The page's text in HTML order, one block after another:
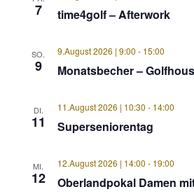
7 time4golf – Afterwork
SO.
9 Monatsbecher –
9.August 2026 | 9:00 - 15:00
DI.
11 Superseniorentag
11.August 2026 | 10:30 - 14:00
MI.
12 Oberlandpokal Damen
12.August 2026 | 14:00 - 19:00